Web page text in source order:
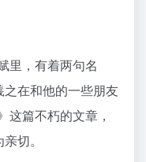
里，有着两句名
之在和他的一些朋友
这篇不朽的文章，
切。